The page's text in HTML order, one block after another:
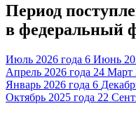
Период
в федеральный
Июль 2026 года 6 Июнь
Апрель 2026 года 24 Март
Январь 2026 года 6
Октябрь 2025 года 22